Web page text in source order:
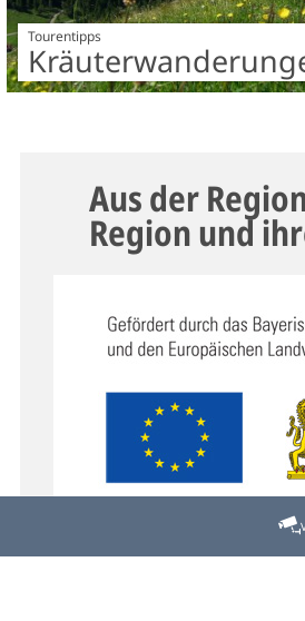
Tourentipps
Aus der
Region und
Das Projekt "Kräuter-